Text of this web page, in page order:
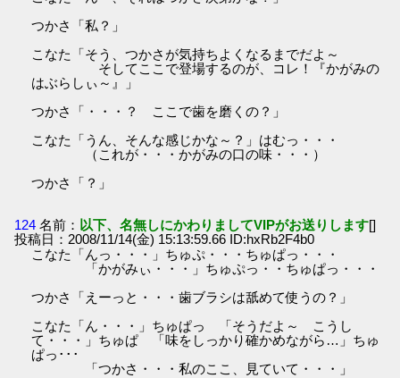
つかさ「私？」
こなた「そう、つかさが気持ちよくなるまでだよ～
そしてここで登場するのが、コレ！『かがみの
はぶらしぃ～』」
つかさ「・・・？ ここで歯を磨くの？」
こなた「うん、そんな感じかな～？」はむっ・・・
（これが・・・かがみの口の味・・・）
つかさ「？」
124 名前： 以下、名無しにかわりましてVIPがお送りします[]
投稿日：2008/11/14(金) 15:13:59.66 ID:hxRb2F4b0
こなた「んっ・・・」ちゅぷ・・・ちゅぱっ・・・
「かがみぃ・・・」ちゅぷっ・・ちゅぱっ・・・
つかさ「えーっと・・・歯ブラシは舐めて使うの？」
こなた「ん・・・」ちゅぱっ 「そうだよ～ こうし
て・・・」ちゅぱ 「味をしっかり確かめながら…」ちゅ
ぱっ･･･
「つかさ・・・私のここ、見ていて・・・」